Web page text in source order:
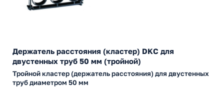
Держатель расстояния (кластер) DKC для
двустенных труб 50 мм (тройной)
Тройной кластер (держатель расстояния) для двустенных
труб диаметром 50 мм